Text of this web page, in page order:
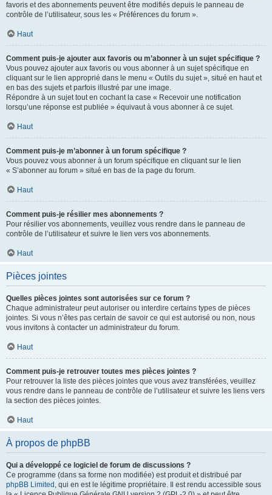
favoris et des abonnements peuvent être modifiés depuis le panneau de
contrôle de l’utilisateur, sous les « Préférences du forum ».
Haut
Comment puis-je ajouter aux favoris ou m’abonner à un sujet spécifique ?
Vous pouvez ajouter aux favoris ou vous abonner à un sujet spécifique en
cliquant sur le lien approprié dans le menu « Outils du sujet », situé en haut et
en bas des sujets et parfois illustré par une image.
Répondre à un sujet tout en cochant la case « Recevoir une notification
lorsqu’une réponse est publiée » équivaut à vous abonner à ce sujet.
Haut
Comment puis-je m’abonner à un forum spécifique ?
Vous pouvez vous abonner à un forum spécifique en cliquant sur le lien
« S’abonner au forum » situé en bas de la page du forum.
Haut
Comment puis-je résilier mes abonnements ?
Pour résilier vos abonnements, veuillez vous rendre dans le panneau de
contrôle de l’utilisateur et suivre le lien vers vos abonnements.
Haut
Pièces jointes
Quelles pièces jointes sont autorisées sur ce forum ?
Chaque administrateur peut autoriser ou interdire certains types de pièces
jointes. Si vous n’êtes pas certain de savoir ce qui est autorisé ou non, nous
vous invitons à contacter un administrateur du forum.
Haut
Comment puis-je retrouver toutes mes pièces jointes ?
Pour retrouver la liste des pièces jointes que vous avez transférées, veuillez
vous rendre dans le panneau de contrôle de l’utilisateur et suivre les liens vers
la section des pièces jointes.
Haut
À propos de phpBB
Qui a développé ce logiciel de forum de discussions ?
Ce programme (dans sa forme non modifiée) est produit et distribué par
phpBB Limited , qui en est le légitime propriétaire. Il est rendu accessible sous